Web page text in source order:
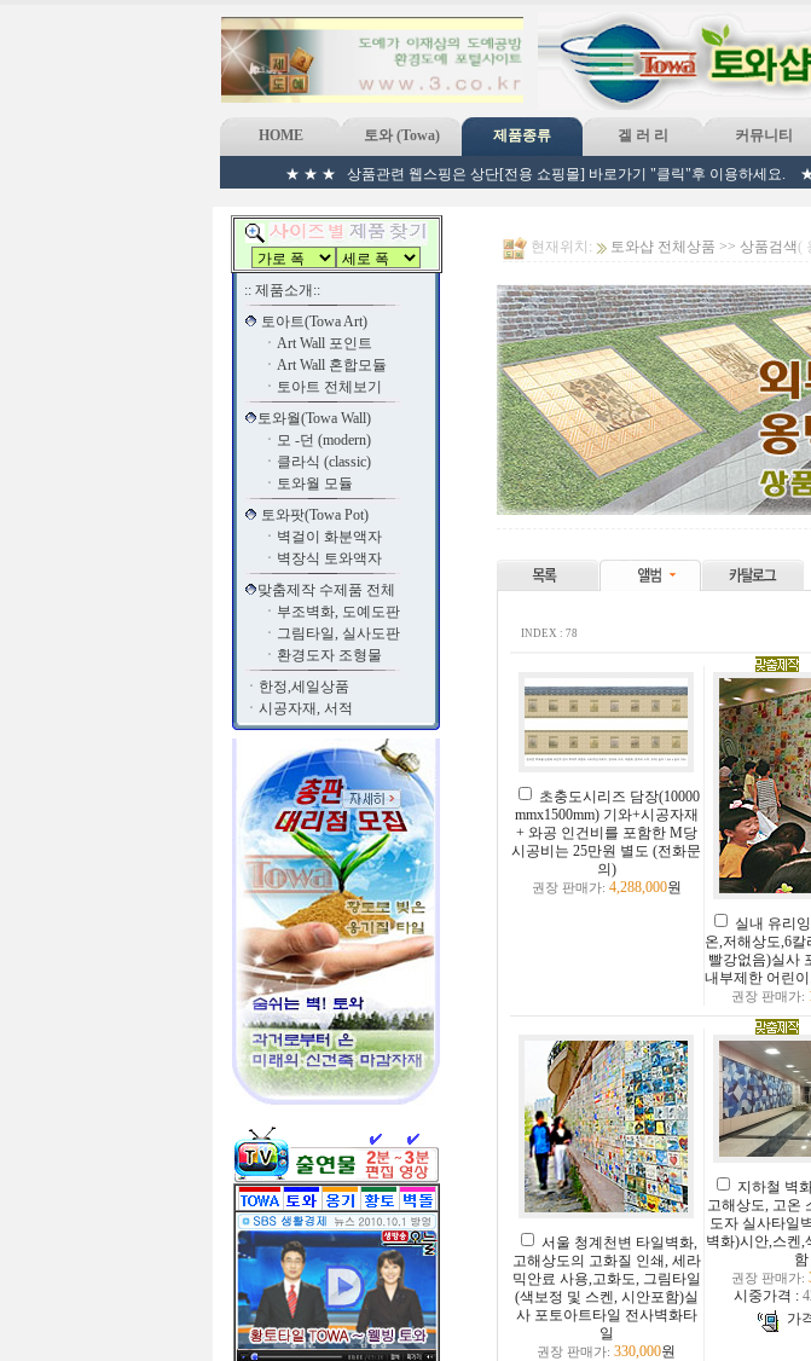
HOME 토와 (Towa) 제품종류 겔 러 리 커뮤니티
★ ★ ★ 상품관련 웹스핑은 상단[전용 쇼핑몰] 바로가기 "클릭"후 이용하세요
:: 제품소개::
토아트(Towa Art)
ㆍ Art Wall 포인트
ㆍ Art Wall 혼합모듈
ㆍ 토아트 전체보기
토와월(Towa Wall)
ㆍ 모 -던 (modern)
ㆍ 클라식 (classic)
ㆍ 토와월 모듈
토와팟(Towa Pot)
ㆍ 벽걸이 화분액자
ㆍ 벽장식 토와액자
맞춤제작 수제품 전체
ㆍ 부조벽화, 도예도판
ㆍ 그림타일, 실사도판
ㆍ 환경도자 조형물
ㆍ 한정,세일상품
ㆍ 시공자재, 서적
현재위치: 토와샵 전체상품 >> 상품검색 (
INDEX : 78
초충도시리즈 담장(10000
mmx1500mm) 기와+시공자재
+ 와공 인건비를 포함한 M당
시공비는 25만원 별도 (전화문
의)
권장 판매가: 4,288,000원
실내 유리
온,저해상도,6
빨강없음)실사
내부제한 어린
권장 판매가:
서울 청계천변 타일벽화,
고해상도의 고화질 인쇄, 세라
믹안료 사용,고화도, 그림타일
(색보정 및 스켄, 시안포함)실
사 포토아트타일 전사벽화타
일
권장 판매가:330,000원
지하철 벽
고해상도, 고온
도자 실사타일
벽화)시안,스켄,
함
권장 판매가:
시중가격 :
가